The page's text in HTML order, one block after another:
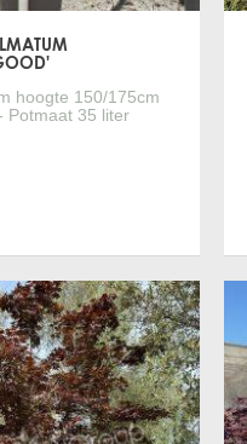
hoogte 150/175cm
Potmaat 35 liter
informatie